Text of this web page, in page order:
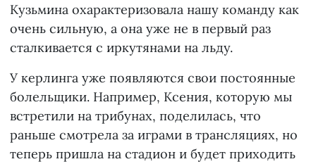
Кузьмина охарактеризовала нашу команду как
очень сильную, а она уже не в первый раз
сталкивается с иркутянами на льду.
У керлинга уже появляются свои постоянные
болельщики. Например, Ксения, которую мы
встретили на трибунах, поделилась, что
раньше смотрела за играми в трансляциях, но
теперь пришла на стадион и будет приходить